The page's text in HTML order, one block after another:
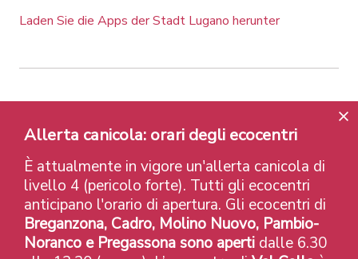
Laden Sie die Apps der Stadt Lugano herunter
Contatti Links
Rechtlicher Hinweis
Datenschutzrichtlinie
Labels und Auszeichnungen
Credits
© 2026 Città di Lugano
Allerta canicola: orari degli ecocentri
È attualmente in vigore un'allerta canicola di
livello 4 (pericolo forte). Tutti gli ecocentri
anticipano l'orario di apertura. Gli ecocentri di
Breganzona, Cadro, Molino Nuovo, Pambio-
Noranco e Pregassona sono aperti dalle 6.30